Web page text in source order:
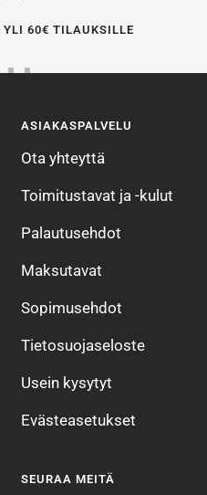
60€ TILAUKSILLE
4
ASIAKASPALVELU
Ota yhteyttä
Toimitustavat ja -kulut
Palautusehdot
Maksutavat
Sopimusehdot
Tietosuojaseloste
Usein kysytyt
Evästeasetukset
SEURAA MEITÄ